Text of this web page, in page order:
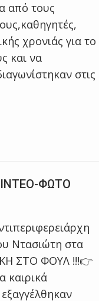
από τους
χρονιάς για το
και να
στις
ΦΩΤΟ
Ντασιώτη στα
ΣΤΟ ΦΟΥΛ !!!👉
καιρικά